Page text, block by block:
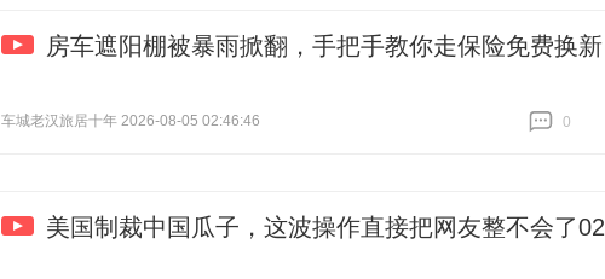
房车遮阳棚被暴雨掀翻，手把手教你走保险免费换新
车城老汉旅居十年 2026-08-05 02:46:46
0
美国制裁中国瓜子，这波操作直接把网友整不会了02